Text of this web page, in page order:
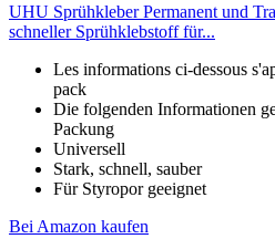
UHU Sprühkleber Permanent und
schneller Sprühklebstoff für...
Les informations ci-dessous
pack
Die folgenden Informationen
Packung
Universell
Stark, schnell, sauber
Für Styropor geeignet
Bei Amazon kaufen